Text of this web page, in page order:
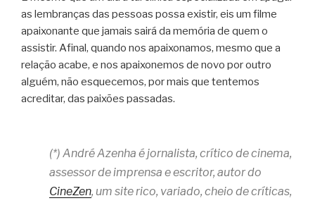
as lembranças das pessoas possa existir, eis um filme
apaixonante que jamais sairá da memória de quem o
assistir. Afinal, quando nos apaixonamos, mesmo que a
relação acabe, e nos apaixonemos de novo por outro
alguém, não esquecemos, por mais que tentemos
acreditar, das paixões passadas.
(*) André Azenha é jornalista, crítico de cinema,
assessor de imprensa e escritor, autor do
CineZen, um site rico, variado, cheio de críticas,